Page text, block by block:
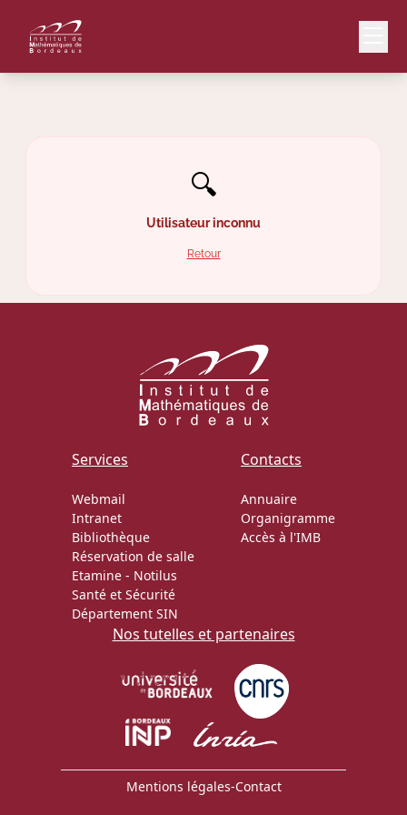
Le Laboratoire
Doctorant·e·s
🔍
Utilisateur inconnu
Retour
Services
Webmail
Intranet
Bibliothèque
Réservation de salle
Etamine - Notilus
Santé et Sécurité
Département SIN
Contacts
Annuaire
Organigramme
Accès à l'IMB
Nos tutelles et partenaires
Mentions légales-Contact